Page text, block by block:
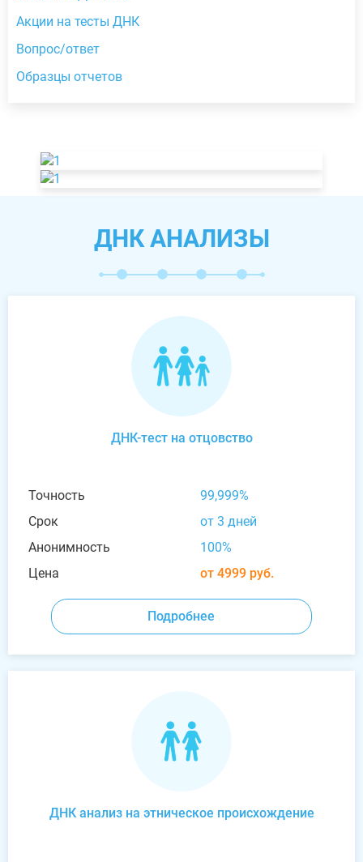
Акции на тесты ДНК
Вопрос/ответ
Образцы отчетов
ДНК АНАЛИЗЫ
ДНК-тест на отцовство
Точность
99,999%
Срок
от 3 дней
Анонимность
100%
Цена
от 4999 руб.
Подробнее
ДНК анализ на этническое происхождение